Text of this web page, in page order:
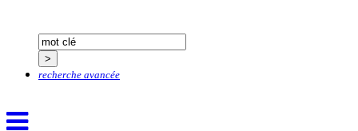
recherche avancée